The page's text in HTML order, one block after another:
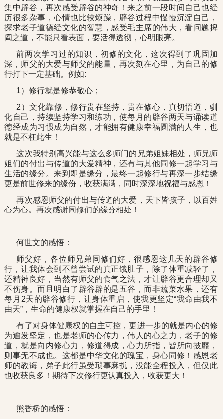
集中辟谷，再次感受辟谷的神奇！来之前一段时间自己也经
历很多杂事，心情也比较烦躁，辟谷过程中慢慢沉淀自己，
探求老子道德经文化的智慧，感受毛主席的伟大，看问题捭
阖之道，不能只看表面，要活得透彻，心明眼亮。
前两次学习过的知识，初修的文化，这次得到了巩固加
深，师父的大爱与师父的能量，再次刻在心里，为自己的修
行打下一定基础。例如:
1）修行就是修恭敬心；
2）文化靠修，修行贵在坚持，贵在修心，真切悟道，驯
化自己，持续坚持学习和练功，使每月的辟谷两天与诵读道
德经成为习惯成为自然，才能拥有健康幸福圆满的人生，也
就是不枉此生！
这次我特别高兴能与这么多师门的兄弟姐妹相处，师兄师
姐们的付出与传道的大爱精神，还有与其他同修一起学习与
生活的缘分。来到即是缘分，最终一起修行与再深一步结缘
更是前世修来的缘份，收获满满，同时深深地祝福与感恩！
再次感恩师父的付出与传道的大爱，天下皆孩子，以百姓
心为心。再次感谢同修们的缘分相处！
何世文的感悟：
师父好，各位师兄弟同修们好，很感恩这几天的辟谷修
行，让我体会到不曾尝试的真正饿肚子，除了体重减轻了，
还精神良好，当然有师父的食气之法，才让辟谷更合理却又
不伤身。而且明白了辟谷辟的是五谷，而非蔬菜水果，还有
每月2天的辟谷修行，让身体重启，使我更坚定“我命由我不
由天”，生命的健康权就掌握在自己的手里！
有了对身体健康权的自主可控，更进一步的就是内心的修
为逾发坚定，也是老师的心传力，伟人的心之力，老子的修
道，就是向内修心力，修道得成，心力所指，皆所向披靡，
则事无不成也。这都是中华文化的瑰宝，身心同修！感恩老
师的教诲，弟子此行虽受琐事麻扰，没能全程投入，但仅此
也收获良多！期待下次修行更认真投入，收获更大！
熊香桥的感悟：